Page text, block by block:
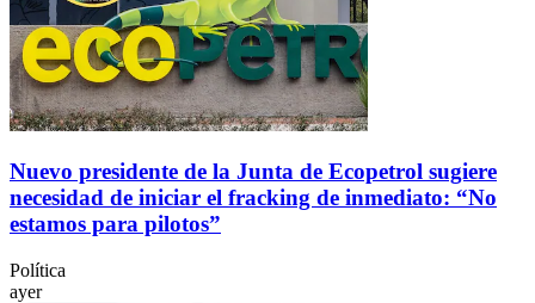
Nuevo presidente de la Junta de Ecopetrol sugiere
necesidad de iniciar el fracking de inmediato: “No
estamos para pilotos”
Política
ayer